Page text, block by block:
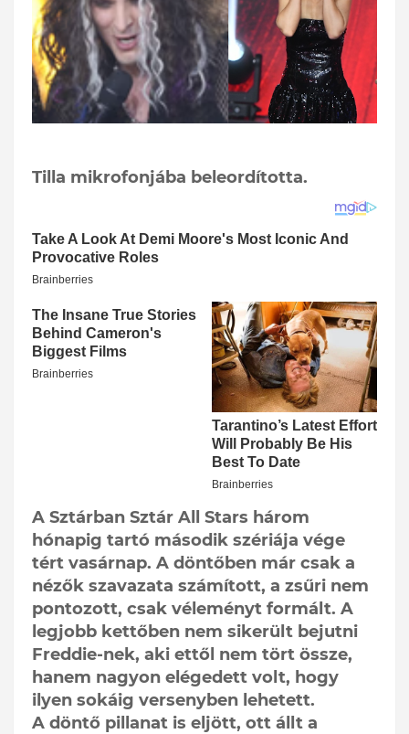
Tilla mikrofonjába beleordította.
A Sztárban Sztár All Stars három
hónapig tartó második szériája vége
tért vasárnap. A döntőben már csak a
nézők szavazata számított, a zsűri nem
pontozott, csak véleményt formált. A
legjobb kettőben nem sikerült bejutni
Freddie-nek, aki ettől nem tört össze,
hanem nagyon elégedett volt, hogy
ilyen sokáig versenyben lehetett.
A döntő pillanat is eljött, ott állt a